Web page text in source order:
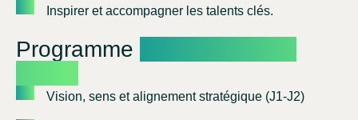
Inspirer et accompagner les talents clés.
Programme
Vision, sens et alignement stratégique (J1-J2)